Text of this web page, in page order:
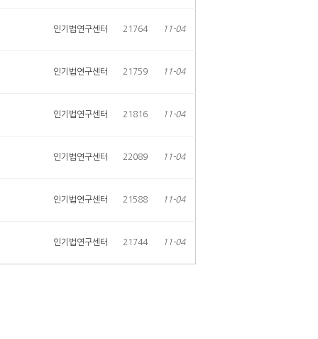
인기법연구센터 21764 11-04
인기법연구센터 21759 11-04
인기법연구센터 21816 11-04
인기법연구센터 22089 11-04
인기법연구센터 21588 11-04
인기법연구센터 21744 11-04